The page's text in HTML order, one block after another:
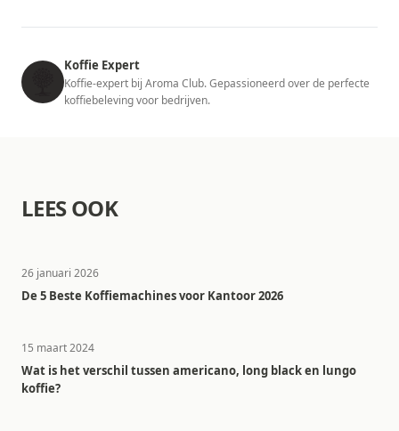
Koffie Expert
Koffie-expert bij Aroma Club. Gepassioneerd over de perfecte
koffiebeleving voor bedrijven.
LEES OOK
26 januari 2026
De 5 Beste Koffiemachines voor Kantoor 2026
15 maart 2024
Wat is het verschil tussen americano, long black en lungo
koffie?